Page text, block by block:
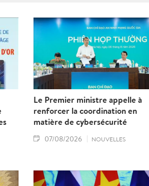
construction d'une économie
et autonome, tout en définissant
orientations pour approfondir leur
Le Premier ministre appelle à
renforcer la coordination en
matière de cybersécurité
07/08/2026 NOUVELLES